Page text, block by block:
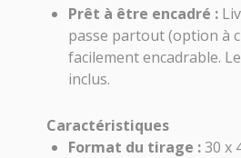
Prêt à être encadré :
passe partout (option à
facilement encadrable.
inclus.
Caractéristiques
Format du tirage :30 x